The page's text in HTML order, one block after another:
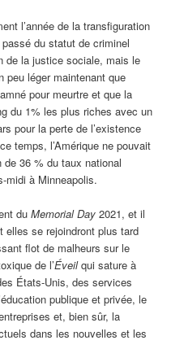
l’année de la transfiguration
du statut de criminel
de la justice sociale, mais le
peu léger maintenant que
pour meurtre et que la
du 1% les plus riches avec un
pour la perte de l’existence
temps, l’Amérique ne pouvait
de 36 % du taux national
midi à Minneapolis.
duMemorial Day 2021, et il
elles se rejoindront plus tard
flot de malheurs sur le
de l’Éveilqui sature à
États-Unis, des services
publique et privée, le
et, bien sûr, la
dans les nouvelles et les